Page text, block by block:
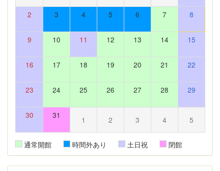
2 3 4 5 6 7 8
9 10 11 12 13 14 15
16 17 18 19 20 21 22
23 24 25 26 27 28 29
30 31 1 2 3 4 5
通常開館 時間外あり 土日祝 閉館